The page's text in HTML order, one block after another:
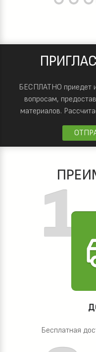
БЕСПЛАТНО приедет
вопросам,
материалов.
Бесплатная